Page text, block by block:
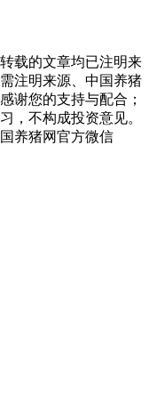
载的文章均已注明来
注明来源、中国养猪
谢您的支持与配合；
，不构成投资意见。
养猪网官方微信